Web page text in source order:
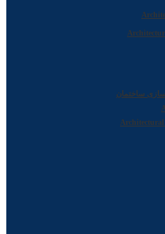
ساختمان